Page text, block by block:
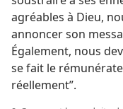
agréables à Dieu,
annoncer son
Également, nous
se fait le
réellement”.